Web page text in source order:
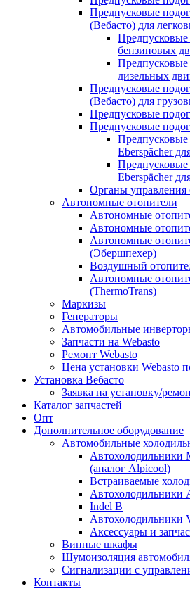
Предпусковые
(Вебасто) для
Предпусковые
бензиновых
Предпусковые
дизельных
Предпусковые
(Вебасто) для
Предпусковые
Предпусковые
Предпусковые
Eberspächer
Предпусковые
Eberspächer
Органы управления
Автономные отопители
Автономные
Автономные
Автономные
(Эбершпехер)
Воздушный
Автономные
(ThermoTrans)
Маркизы
Генераторы
Автомобильные
Запчасти на Webasto
Ремонт Webasto
Цена установки Webasto
Установка Вебасто
Заявка на установку/
Каталог запчастей
Опт
Дополнительное оборудование
Автомобильные
Автохолодильники
(аналог Alpicool)
Встраиваемые
Автохолодильники
Indel B
Автохолодильники
Аксессуары и
Винные шкафы
Шумоизоляция
Сигнализации с
Контакты